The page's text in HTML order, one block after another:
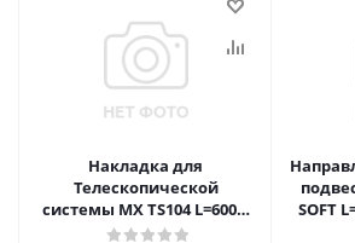
Накладка для
Телескопической
системы MX TS104 L=6000,
Латунь А21
SOFT